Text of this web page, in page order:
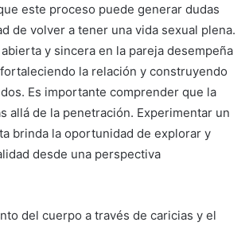
este proceso puede generar dudas
de volver a tener una vida sexual plena.
y sincera en la pareja desempeña
la relación y construyendo
Es importante comprender que la
allá de la penetración. Experimentar un
brinda la oportunidad de explorar y
desde una perspectiva
del cuerpo a través de caricias y el